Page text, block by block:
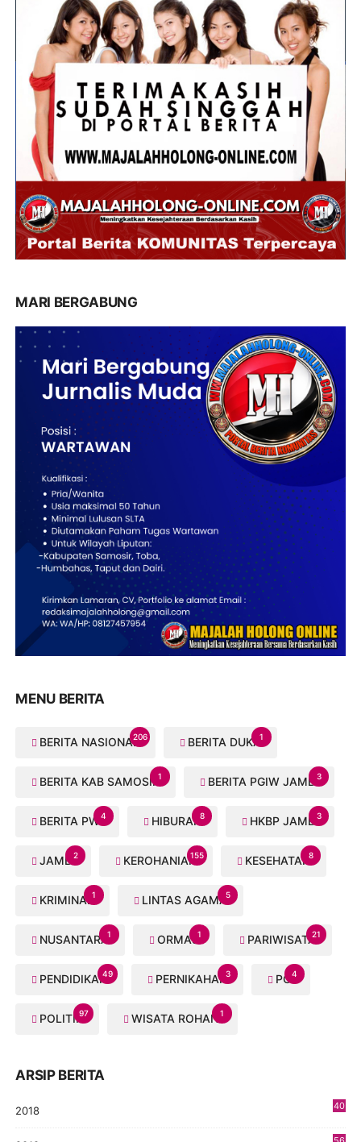
MARI BERGABUNG
MENU BERITA
BERITA NASIONAL206 BERITA DUKA1
BERITA KAB SAMOSIR1 BERITA PGIW JAMBI3
BERITA PWI4 HIBURAN8 HKBP JAMBI3
JAMBI2 KEROHANIAN155 KESEHATAN8
KRIMINAL1 LINTAS AGAMA5
NUSANTARA1 ORMAS1 PARIWISATA21
PENDIDIKAN49 PERNIKAHAN3 PGI4
POLITIK97 WISATA ROHANI1
ARSIP BERITA
2018
40